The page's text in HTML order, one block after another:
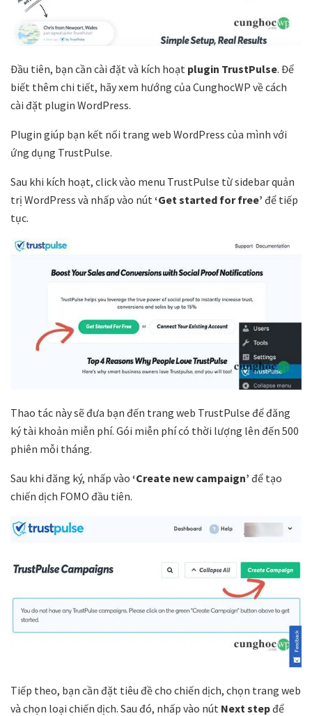
Đầu tiên, bạn cần cài đặt và kích hoạt plugin TrustPulse. Để
biết thêm chi tiết, hãy xem hướng của CunghocWP về cách
cài đặt plugin WordPress.
Plugin giúp bạn kết nối trang web WordPress của mình với
ứng dụng TrustPulse.
Sau khi kích hoạt, click vào menu TrustPulse từ sidebar quản
trị WordPress và nhấp vào nút‘Get started for free’ để tiếp
tục.
Thao tác này sẽ đưa bạn đến trang web TrustPulse để đăng
ký tài khoản miễn phí. Gói miễn phí có thời lượng lên đến 500
phiên mỗi tháng.
Sau khi đăng ký, nhấp vào ‘Create new campaign’ để tạo
chiến dịch FOMO đầu tiên.
Tiếp theo, bạn cần đặt tiêu đề cho chiến dịch, chọn trang web
và chọn loại chiến dịch. Sau đó, nhấp vào nút Next stepđể